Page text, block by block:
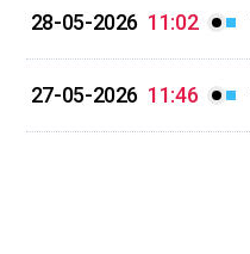
28-05-2026 11:02
27-05-2026 11:46